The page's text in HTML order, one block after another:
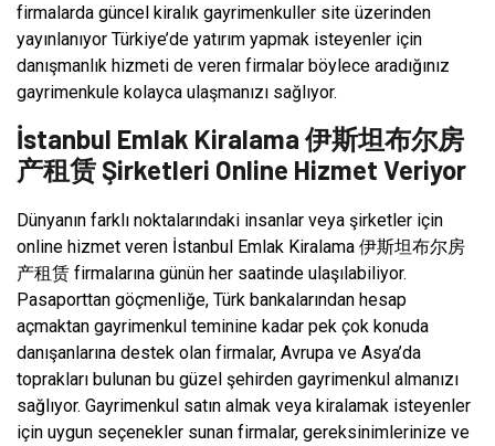
firmalarda güncel kiralık gayrimenkuller site üzerinden
yayınlanıyor Türkiye’de yatırım yapmak isteyenler için
danışmanlık hizmeti de veren firmalar böylece aradığınız
gayrimenkule kolayca ulaşmanızı sağlıyor.
İstanbul Emlak Kiralama 伊斯坦布尔房
产租赁 Şirketleri Online Hizmet Veriyor
Dünyanın farklı noktalarındaki insanlar veya şirketler için
online hizmet veren İstanbul Emlak Kiralama 伊斯坦布尔房
产租赁 firmalarına günün her saatinde ulaşılabiliyor.
Pasaporttan göçmenliğe, Türk bankalarından hesap
açmaktan gayrimenkul teminine kadar pek çok konuda
danışanlarına destek olan firmalar, Avrupa ve Asya’da
toprakları bulunan bu güzel şehirden gayrimenkul almanızı
sağlıyor. Gayrimenkul satın almak veya kiralamak isteyenler
için uygun seçenekler sunan firmalar, gereksinimlerinize ve